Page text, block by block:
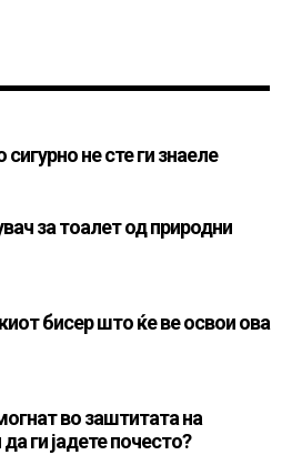
не сте ги знаеле
за тоалет од природни
бисер што ќе ве освои ова
во заштитата на
ги јадете почесто?